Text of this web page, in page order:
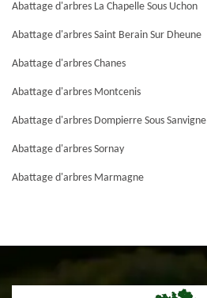
Abattage d'arbres La Chapelle Sous Uchon
Abattage d'arbres Saint Berain Sur Dheune
Abattage d'arbres Chanes
Abattage d'arbres Montcenis
Abattage d'arbres Dompierre Sous Sanvigne
Abattage d'arbres Sornay
Abattage d'arbres Marmagne